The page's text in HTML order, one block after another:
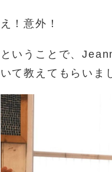
え！意外！
ということで、
いて教えてもらいま